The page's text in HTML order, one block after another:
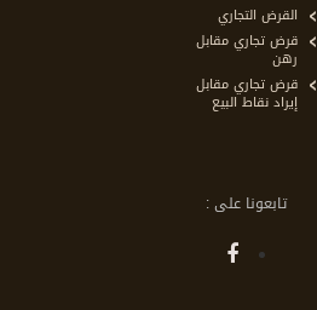
القرض التجاري
قرض تجاري مقابل
رهن
قرض تجاري مقابل
إيراد نقاط البيع
تابعونا على :